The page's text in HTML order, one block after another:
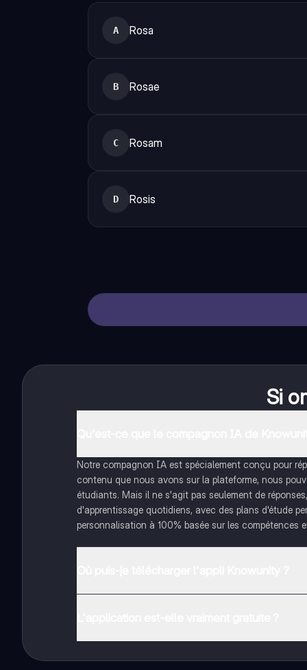
A Rosa
B Rosae
C Rosam
D Rosis
Si
Notre compagnon IA est spécialement conçu pour
contenu que nous avons sur la plateforme, nous
étudiants. Mais il ne s'agit pas seulement de
d'apprentissage quotidiens, avec des plans d'étude
personnalisation à 100% basée sur les compétences
plus, nous proposons Knowunity Premium, qui te